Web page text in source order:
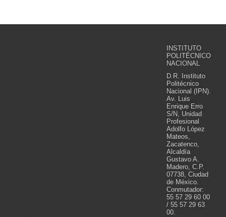
INSTITUTO
POLITÉCNICO
NACIONAL
D.R. Instituto
Politécnico
Nacional (IPN).
Av. Luis
Enrique Erro
S/N, Unidad
Profesional
Adolfo López
Mateos,
Zacatenco,
Alcaldía
Gustavo A.
Madero, C.P.
07738, Ciudad
de México.
Conmutador:
55 57 29 60 00
/ 55 57 29 63
00.